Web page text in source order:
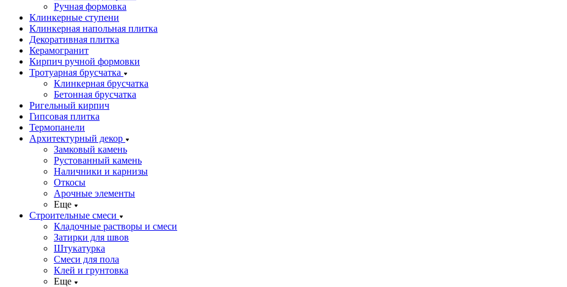
Ручная формовка
Клинкерные ступени
Клинкерная напольная плитка
Декоративная плитка
Керамогранит
Кирпич ручной формовки
Тротуарная брусчатка
Клинкерная брусчатка
Бетонная брусчатка
Ригельный кирпич
Гипсовая плитка
Термопанели
Архитектурный декор
Замковый камень
Рустованный камень
Наличники и карнизы
Откосы
Арочные элементы
Еще
Строительные смеси
Кладочные растворы и смеси
Затирки для швов
Штукатурка
Смеси для пола
Клей и грунтовка
Еще